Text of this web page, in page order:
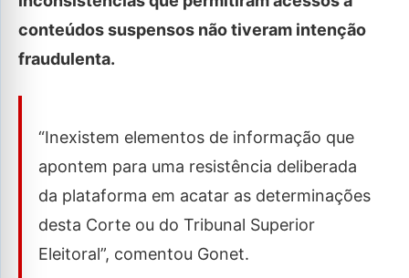
conteúdos suspensos não tiveram intenção
fraudulenta.
“Inexistem elementos de informação que
apontem para uma resistência deliberada
da plataforma em acatar as determinações
desta Corte ou do Tribunal Superior
Eleitoral”, comentou Gonet.